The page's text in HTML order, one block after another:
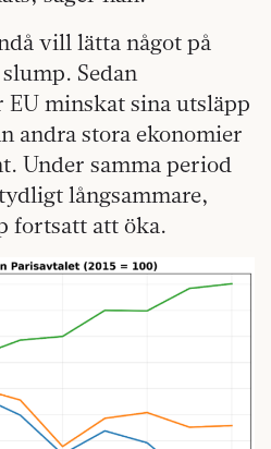
vill lätta något på
Sedan
EU minskat sina utsläpp
andra stora ekonomier
Under samma period
långsammare,
fortsatt att öka.